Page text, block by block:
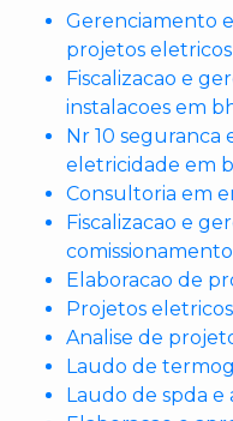
Gerenciamento
projetos
Fiscalizacao e
instalacoes em
Nr 10 seguranca
eletricidade em
Consultoria em
Fiscalizacao e
Elaboracao de
Projetos
Analise de
Laudo de
Laudo de spda